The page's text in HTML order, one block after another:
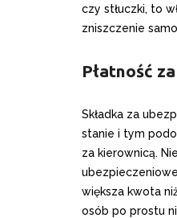
czy stłuczki, to
zniszczenie
Płatność
Składka za
stanie i tym
za kierownicą.
większa kwota
osób po prostu